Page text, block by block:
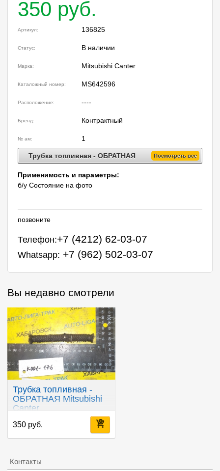
350 руб.
Артикул: 136825
Статус: В наличии
Марка: Mitsubishi Canter
Каталожный номер: MS642596
Расположение: ----
Бренд: Контрактный
№ ам: 1
Трубка топливная - ОБРАТНАЯ Посмотреть все
Применимость и параметры:
б/у Состояние на фото
позвоните
Телефон:+7 (4212) 62-03-07
Whatsapp: +7 (962) 502-03-07
Вы недавно смотрели
Трубка топливная -
ОБРАТНАЯ Mitsubishi
Canter
350 руб.
Контакты